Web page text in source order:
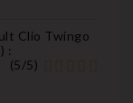
Clio Twingo
) :
(5/5)